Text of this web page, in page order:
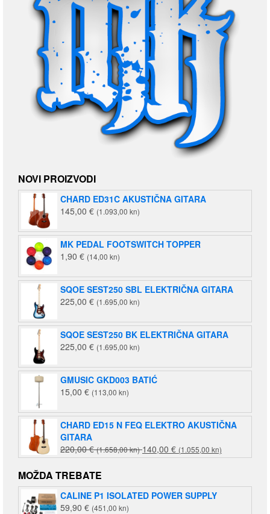
NOVI PROIZVODI
CHARD ED31C AKUSTIČNA GITARA
145,00 € (1.093,00 kn)
MK PEDAL FOOTSWITCH TOPPER
1,90 € (14,00 kn)
SQOE SEST250 SBL ELEKTRIČNA GITARA
225,00 € (1.695,00 kn)
SQOE SEST250 BK ELEKTRIČNA GITARA
225,00 € (1.695,00 kn)
GMUSIC GKD003 BATIĆ
15,00 € (113,00 kn)
CHARD ED15 N FEQ ELEKTRO AKUSTIČNA
GITARA
220,00€ (1.658,00 kn)Izvorna
cijena
je:
220,00 €
140,00 € (1.055,00 kn)
cijena
140,00 €
MOŽDA TREBATE
CALINE P1 ISOLATED POWER SUPPLY
59,90 € (451,00 kn)